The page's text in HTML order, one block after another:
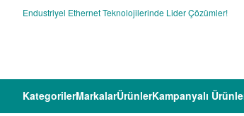
Endustriyel Ethernet Teknolojilerinde Lider Çözümler!
KategorilerMarkalarÜrünlerKampanyalı